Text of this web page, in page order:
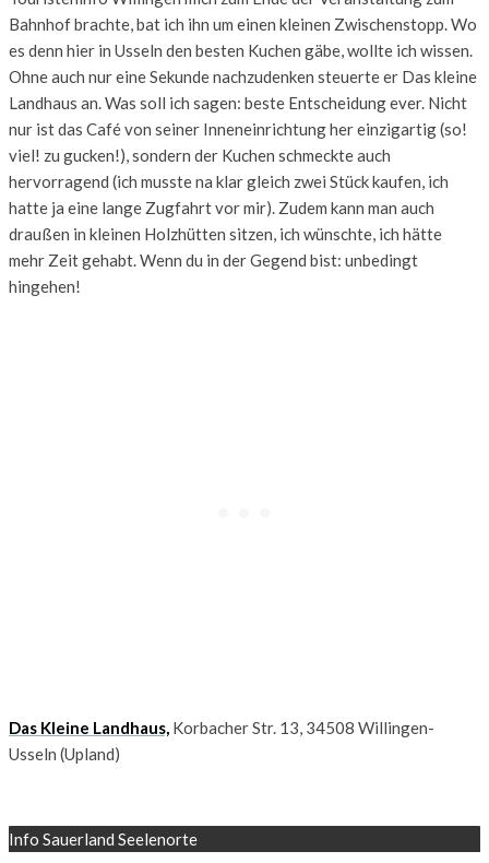
Bahnhof brachte, bat ich ihn um einen kleinen Zwischenstopp. Wo
es denn hier in Usseln den besten Kuchen gäbe, wollte ich wissen.
Ohne auch nur eine Sekunde nachzudenken steuerte er Das kleine
Landhaus an. Was soll ich sagen: beste Entscheidung ever. Nicht
nur ist das Café von seiner Inneneinrichtung her einzigartig (so!
viel! zu gucken!), sondern der Kuchen schmeckte auch
hervorragend (ich musste na klar gleich zwei Stück kaufen, ich
hatte ja eine lange Zugfahrt vor mir). Zudem kann man auch
draußen in kleinen Holzhütten sitzen, ich wünschte, ich hätte
mehr Zeit gehabt. Wenn du in der Gegend bist: unbedingt
hingehen!
Das Kleine Landhaus, Korbacher Str. 13, 34508 Willingen-
Usseln (Upland)
Info Sauerland Seelenorte